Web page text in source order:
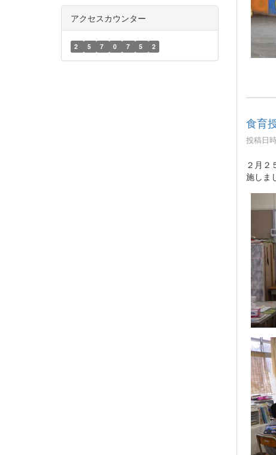
食育
投稿日
２月２
施しま
アクセスカウンター
2 5 7 0 7 5 2